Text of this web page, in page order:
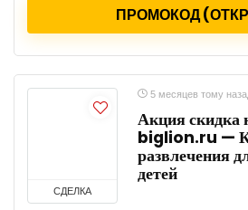
ПРОМОКОД
СДЕЛКА
5 месяцев тому
Акция скидка
biglion.ru —
развлечения
детей